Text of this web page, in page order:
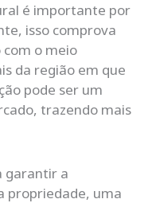
é importante por
isso comprova
com o meio
da região em que
pode ser um
trazendo mais
garantir a
propriedade, uma